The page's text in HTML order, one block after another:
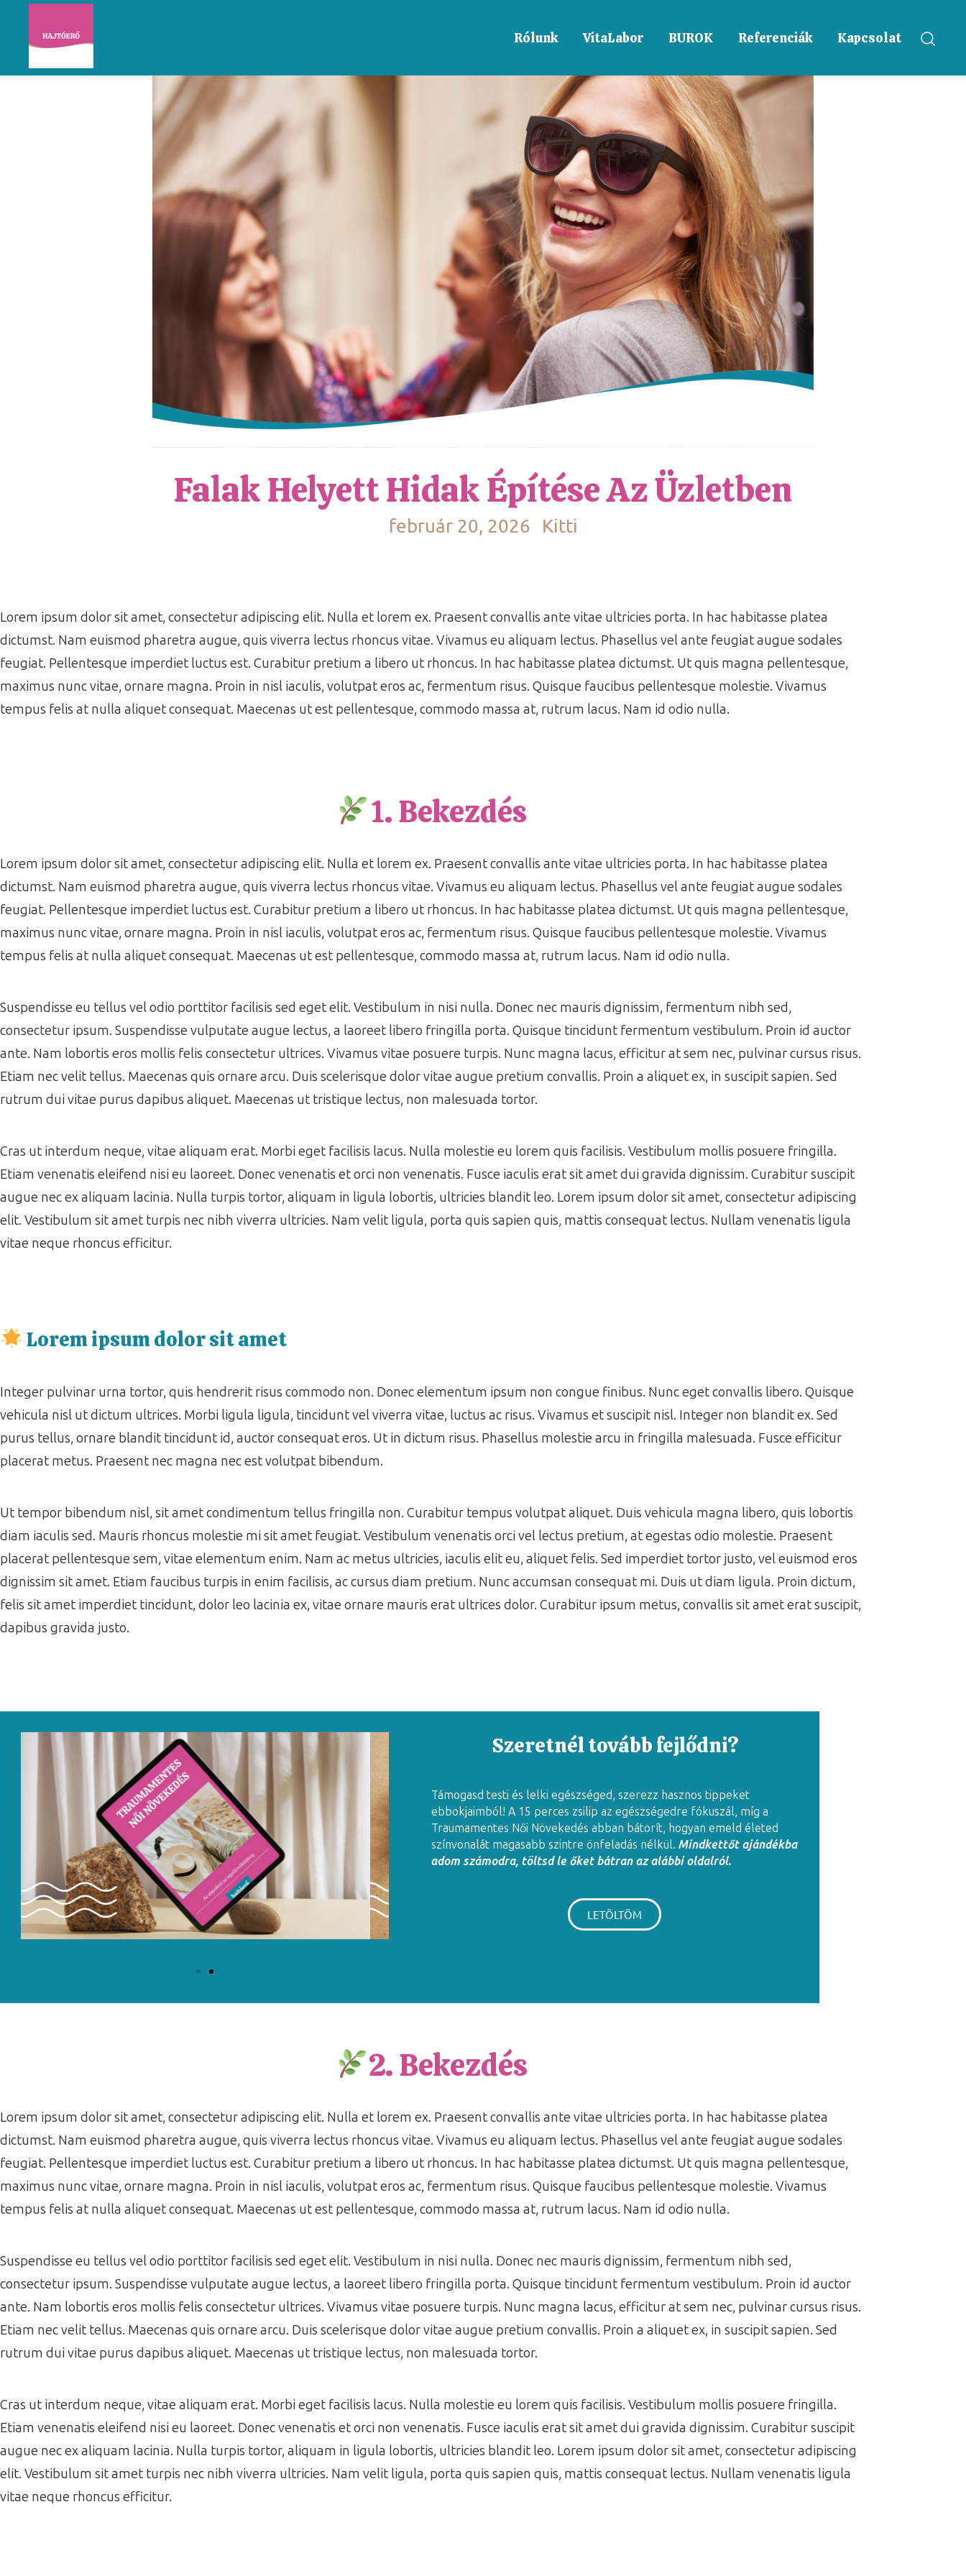
Rólunk VitaLabor BUROK Referenciák Kapcsolat
Falak Helyett Hidak Építése Az Üzletben
február 20, 2026 Kitti
Lorem ipsum dolor sit amet, consectetur adipiscing elit. Nulla et lorem ex. Praesent convallis ante vitae ultricies porta. In hac habitasse platea
dictumst. Nam euismod pharetra augue, quis viverra lectus rhoncus vitae. Vivamus eu aliquam lectus. Phasellus vel ante feugiat augue sodales
feugiat. Pellentesque imperdiet luctus est. Curabitur pretium a libero ut rhoncus. In hac habitasse platea dictumst. Ut quis magna pellentesque,
maximus nunc vitae, ornare magna. Proin in nisl iaculis, volutpat eros ac, fermentum risus. Quisque faucibus pellentesque molestie. Vivamus
tempus felis at nulla aliquet consequat. Maecenas ut est pellentesque, commodo massa at, rutrum lacus. Nam id odio nulla.
1. Bekezdés
Lorem ipsum dolor sit amet, consectetur adipiscing elit. Nulla et lorem ex. Praesent convallis ante vitae ultricies porta. In hac habitasse platea
dictumst. Nam euismod pharetra augue, quis viverra lectus rhoncus vitae. Vivamus eu aliquam lectus. Phasellus vel ante feugiat augue sodales
feugiat. Pellentesque imperdiet luctus est. Curabitur pretium a libero ut rhoncus. In hac habitasse platea dictumst. Ut quis magna pellentesque,
maximus nunc vitae, ornare magna. Proin in nisl iaculis, volutpat eros ac, fermentum risus. Quisque faucibus pellentesque molestie. Vivamus
tempus felis at nulla aliquet consequat. Maecenas ut est pellentesque, commodo massa at, rutrum lacus. Nam id odio nulla.
Suspendisse eu tellus vel odio porttitor facilisis sed eget elit. Vestibulum in nisi nulla. Donec nec mauris dignissim, fermentum nibh sed,
consectetur ipsum. Suspendisse vulputate augue lectus, a laoreet libero fringilla porta. Quisque tincidunt fermentum vestibulum. Proin id auctor
ante. Nam lobortis eros mollis felis consectetur ultrices. Vivamus vitae posuere turpis. Nunc magna lacus, efficitur at sem nec, pulvinar cursus risus.
Etiam nec velit tellus. Maecenas quis ornare arcu. Duis scelerisque dolor vitae augue pretium convallis. Proin a aliquet ex, in suscipit sapien. Sed
rutrum dui vitae purus dapibus aliquet. Maecenas ut tristique lectus, non malesuada tortor.
Cras ut interdum neque, vitae aliquam erat. Morbi eget facilisis lacus. Nulla molestie eu lorem quis facilisis. Vestibulum mollis posuere fringilla.
Etiam venenatis eleifend nisi eu laoreet. Donec venenatis et orci non venenatis. Fusce iaculis erat sit amet dui gravida dignissim. Curabitur suscipit
augue nec ex aliquam lacinia. Nulla turpis tortor, aliquam in ligula lobortis, ultricies blandit leo. Lorem ipsum dolor sit amet, consectetur adipiscing
elit. Vestibulum sit amet turpis nec nibh viverra ultricies. Nam velit ligula, porta quis sapien quis, mattis consequat lectus. Nullam venenatis ligula
vitae neque rhoncus efficitur.
Lorem ipsum dolor sit amet
Integer pulvinar urna tortor, quis hendrerit risus commodo non. Donec elementum ipsum non congue finibus. Nunc eget convallis libero. Quisque
vehicula nisl ut dictum ultrices. Morbi ligula ligula, tincidunt vel viverra vitae, luctus ac risus. Vivamus et suscipit nisl. Integer non blandit ex. Sed
purus tellus, ornare blandit tincidunt id, auctor consequat eros. Ut in dictum risus. Phasellus molestie arcu in fringilla malesuada. Fusce efficitur
placerat metus. Praesent nec magna nec est volutpat bibendum.
Ut tempor bibendum nisl, sit amet condimentum tellus fringilla non. Curabitur tempus volutpat aliquet. Duis vehicula magna libero, quis lobortis
diam iaculis sed. Mauris rhoncus molestie mi sit amet feugiat. Vestibulum venenatis orci vel lectus pretium, at egestas odio molestie. Praesent
placerat pellentesque sem, vitae elementum enim. Nam ac metus ultricies, iaculis elit eu, aliquet felis. Sed imperdiet tortor justo, vel euismod eros
dignissim sit amet. Etiam faucibus turpis in enim facilisis, ac cursus diam pretium. Nunc accumsan consequat mi. Duis ut diam ligula. Proin dictum,
felis sit amet imperdiet tincidunt, dolor leo lacinia ex, vitae ornare mauris erat ultrices dolor. Curabitur ipsum metus, convallis sit amet erat suscipit,
dapibus gravida justo.
Szeretnél tovább fejlődni?
Támogasd testi és lelki egészséged, szerezz hasznos tippeket
ebbokjaimból! A 15 perces zsilip az egészségedre fókuszál, míg a
Traumamentes Női Növekedés abban bátorít, hogyan emeld életed
színvonalát magasabb szintre önfeladás nélkül. Mindkettőt ajándékba
adom számodra, töltsd le őket bátran az alábbi oldalról.
LETÖLTÖM
2. Bekezdés
Lorem ipsum dolor sit amet, consectetur adipiscing elit. Nulla et lorem ex. Praesent convallis ante vitae ultricies porta. In hac habitasse platea
dictumst. Nam euismod pharetra augue, quis viverra lectus rhoncus vitae. Vivamus eu aliquam lectus. Phasellus vel ante feugiat augue sodales
feugiat. Pellentesque imperdiet luctus est. Curabitur pretium a libero ut rhoncus. In hac habitasse platea dictumst. Ut quis magna pellentesque,
maximus nunc vitae, ornare magna. Proin in nisl iaculis, volutpat eros ac, fermentum risus. Quisque faucibus pellentesque molestie. Vivamus
tempus felis at nulla aliquet consequat. Maecenas ut est pellentesque, commodo massa at, rutrum lacus. Nam id odio nulla.
Suspendisse eu tellus vel odio porttitor facilisis sed eget elit. Vestibulum in nisi nulla. Donec nec mauris dignissim, fermentum nibh sed,
consectetur ipsum. Suspendisse vulputate augue lectus, a laoreet libero fringilla porta. Quisque tincidunt fermentum vestibulum. Proin id auctor
ante. Nam lobortis eros mollis felis consectetur ultrices. Vivamus vitae posuere turpis. Nunc magna lacus, efficitur at sem nec, pulvinar cursus risus.
Etiam nec velit tellus. Maecenas quis ornare arcu. Duis scelerisque dolor vitae augue pretium convallis. Proin a aliquet ex, in suscipit sapien. Sed
rutrum dui vitae purus dapibus aliquet. Maecenas ut tristique lectus, non malesuada tortor.
Cras ut interdum neque, vitae aliquam erat. Morbi eget facilisis lacus. Nulla molestie eu lorem quis facilisis. Vestibulum mollis posuere fringilla.
Etiam venenatis eleifend nisi eu laoreet. Donec venenatis et orci non venenatis. Fusce iaculis erat sit amet dui gravida dignissim. Curabitur suscipit
augue nec ex aliquam lacinia. Nulla turpis tortor, aliquam in ligula lobortis, ultricies blandit leo. Lorem ipsum dolor sit amet, consectetur adipiscing
elit. Vestibulum sit amet turpis nec nibh viverra ultricies. Nam velit ligula, porta quis sapien quis, mattis consequat lectus. Nullam venenatis ligula
vitae neque rhoncus efficitur.